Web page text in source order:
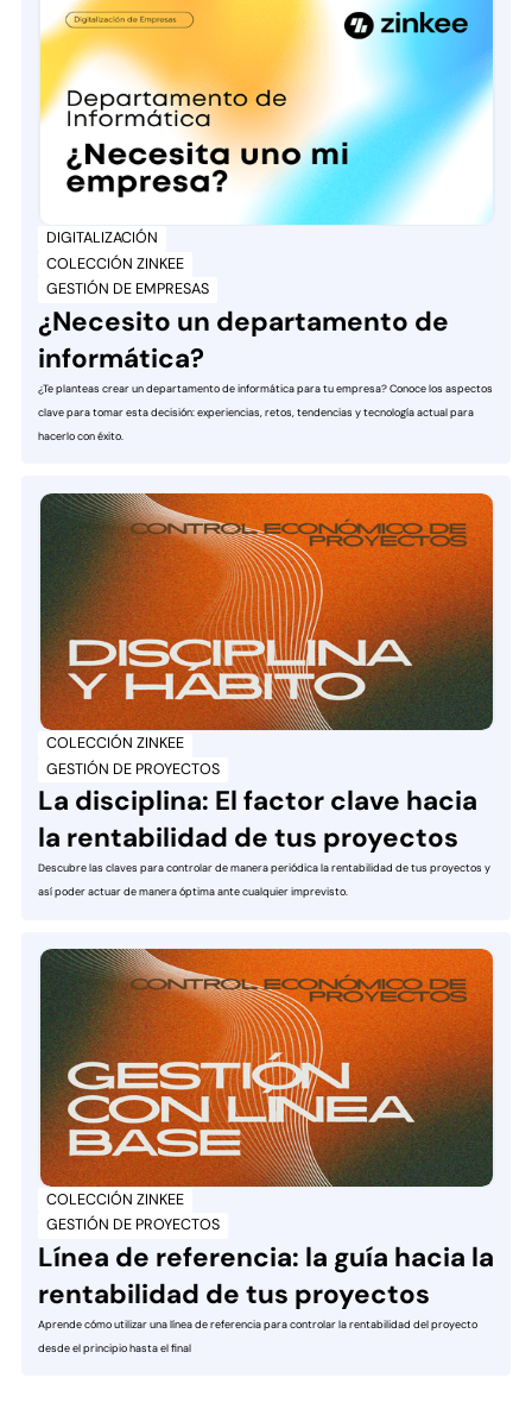
DIGITALIZACIÓN
COLECCIÓN ZINKEE
GESTIÓN DE EMPRESAS
¿Necesito un departamento de
informática?
¿Te planteas crear un departamento de informática para tu empresa? Conoce los aspectos
clave para tomar esta decisión: experiencias, retos, tendencias y tecnología actual para
hacerlo con éxito.
COLECCIÓN ZINKEE
GESTIÓN DE PROYECTOS
La disciplina: El factor clave hacia
la rentabilidad de tus proyectos
Descubre las claves para controlar de manera periódica la rentabilidad de tus proyectos y
así poder actuar de manera óptima ante cualquier imprevisto.
COLECCIÓN ZINKEE
GESTIÓN DE PROYECTOS
Línea de referencia: la guía hacia la
rentabilidad de tus proyectos
Aprende cómo utilizar una línea de referencia para controlar la rentabilidad del proyecto
desde el principio hasta el final